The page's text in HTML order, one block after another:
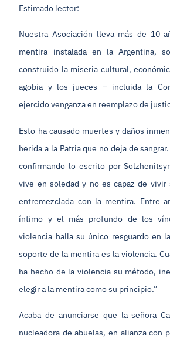
Estimado lector:
Nuestra Asociación lleva más de 10
mentira instalada en la Argentina,
construido la miseria cultural,
agobia y los jueces – incluida la
ejercido venganza en reemplazo de
Esto ha causado muertes y daños
herida a la Patria que no deja de sangrar.
confirmando lo escrito por
vive en soledad y no es capaz de vivir
entremezclada con la mentira. Entre
íntimo y el más profundo de los
violencia halla su único resguardo en
soporte de la mentira es la violencia.
ha hecho de la violencia su método,
elegir a la mentira como su principio.”
Acaba de anunciarse que la señora
nucleadora de abuelas, en alianza con